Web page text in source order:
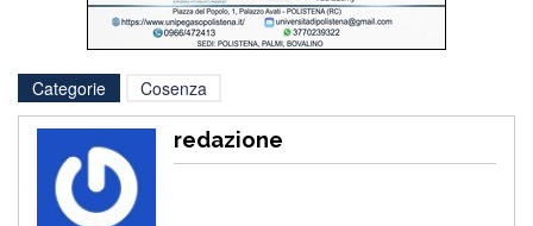
Categorie Cosenza
redazione